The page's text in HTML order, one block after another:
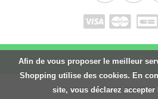
Afin de vous proposer le meilleur
Shopping utilise des cookies. En
site, vous déclarez
Haut de